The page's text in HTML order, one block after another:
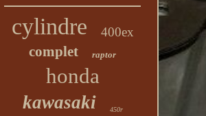
cylindre 400ex
complet raptor
honda
kawasaki 450r